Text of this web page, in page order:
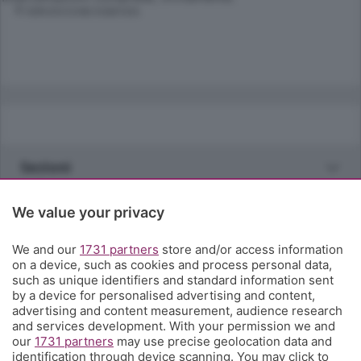
Sezioni
Rubriche
Territorio
Servizi
Chi Siamo
We value your privacy
We and our 1731 partners store and/or access information
on a device, such as cookies and process personal data,
such as unique identifiers and standard information sent
by a device for personalised advertising and content,
advertising and content measurement, audience research
and services development. With your permission we and
our 1731 partners may use precise geolocation data and
identification through device scanning. You may click to